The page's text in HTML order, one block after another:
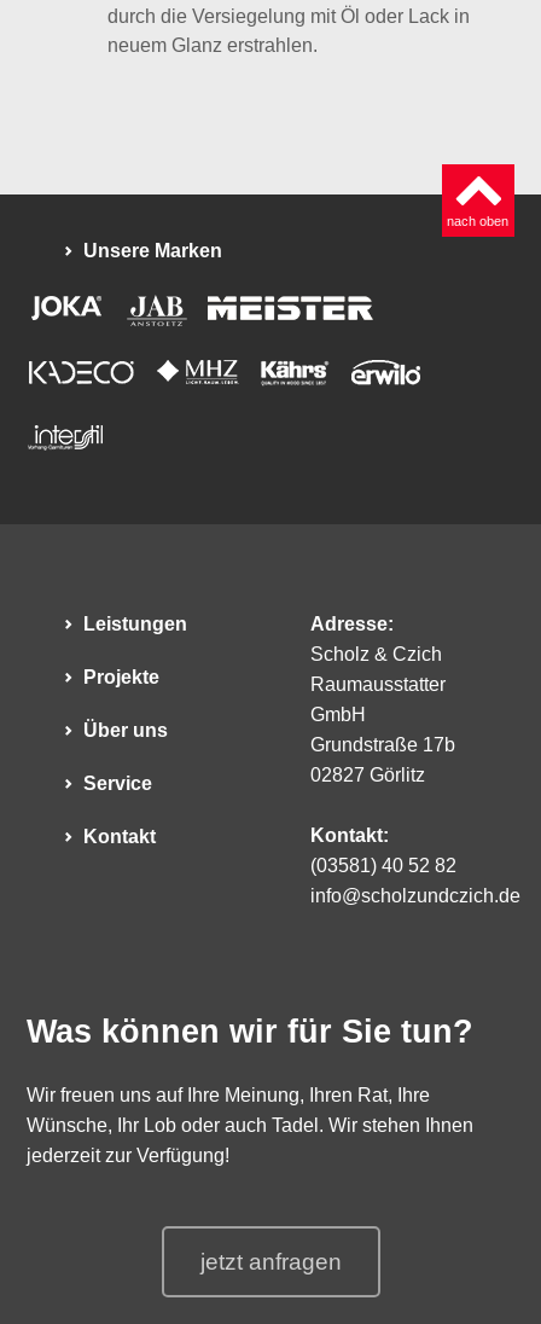
durch die Versiegelung mit Öl oder Lack in
neuem Glanz erstrahlen.
nach oben
Unsere Marken
Leistungen
Projekte
Über uns
Service
Kontakt
Adresse:
Scholz & Czich
Raumausstatter
GmbH
Grundstraße 17b
02827 Görlitz
Kontakt:
(03581) 40 52 82
info@scholzundczich.de
Was können wir für Sie tun?
Wir freuen uns auf Ihre Meinung, Ihren Rat, Ihre
Wünsche, Ihr Lob oder auch Tadel. Wir stehen Ihnen
jederzeit zur Verfügung!
jetzt anfragen